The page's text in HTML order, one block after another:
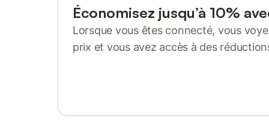
privé
hôtes
extérieur
est
Économisez jusqu’à 10%
Lorsque vous êtes connecté, vous
prix et vous avez accès à des